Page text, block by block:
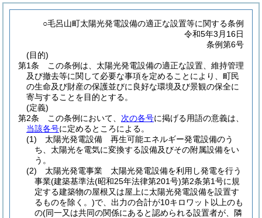
○毛呂山町太陽光発電設備の適正な設置等に関する条例
令和5年3月16日
条例第6号
(目的)
第1条
この条例は、太陽光発電設備の適正な設置、維持管理
及び撤去等に関して必要な事項を定めることにより、町民
の生命及び財産の保護並びに良好な環境及び景観の保全に
寄与することを目的とする。
(定義)
第2条
この条例において、 次の各号に掲げる用語の意義は、
当該各号に定めるところによる。
(1)
太陽光発電設備 再生可能エネルギー発電設備のう
ち、太陽光を電気に変換する設備及びその附属設備をい
う。
(2)
太陽光発電事業 太陽光発電設備を利用し発電を行う
事業(建築基準法(昭和25年法律第201号)第2条第1号に規
定する建築物の屋根又は屋上に太陽光発電設備を設置す
るものを除く。)で、出力の合計が10キロワット以上のも
の(同一又は共同の関係にあると認められる設置者が、隣